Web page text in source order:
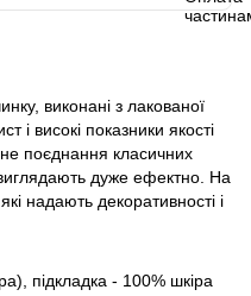
виконані з лакованої
і високі показники якості
поєднання класичних
дуже ефектно. На
надають декоративності і
підкладка - 100% шкіра